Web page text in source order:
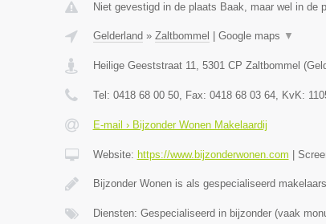
Niet gevestigd in de plaats Baak, maar wel in de
Gelderland » Zaltbommel Google maps ▼
Heilige Geeststraat 11, 5301 CP Zaltbommel (
Tel: 0418 68 00 50, Fax: 0418 68 03 64, KvK:
E-mail › Bijzonder Wonen Makelaardij
Website: https://www.bijzonderwonen.com
Bijzonder Wonen is als gespecialiseerd
Diensten: Gespecialiseerd in bijzonder (vaak